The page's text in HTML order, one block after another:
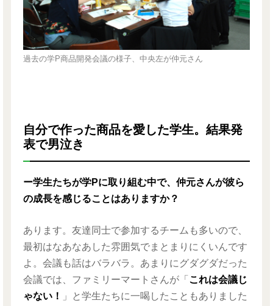
過去の学P商品開発会議の様子、中央左が仲元さん
自分で作った商品を愛した学生。結果発
表で男泣き
ー学生たちが学Pに取り組む中で、仲元さんが彼ら
の成長を感じることはありますか？
あります。友達同士で参加するチームも多いので、
最初はなあなあした雰囲気でまとまりにくいんです
よ。会議も話はバラバラ。あまりにグダグダだった
会議では、ファミリーマートさんが「 これは会議じ
ゃない！
」と学生たちに一喝したこともありました